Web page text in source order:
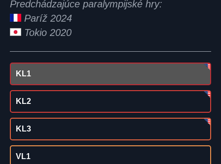
Predchádzajúce paralympijské hry:
Paríž 2024
Tokio 2020
KL1
KL2
KL3
VL1